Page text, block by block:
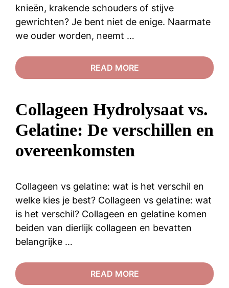
knieën, krakende schouders of stijve
gewrichten? Je bent niet de enige. Naarmate
we ouder worden, neemt …
READ MORE
Collageen Hydrolysaat vs.
Gelatine: De verschillen en
overeenkomsten
Collageen vs gelatine: wat is het verschil en
welke kies je best? Collageen vs gelatine: wat
is het verschil? Collageen en gelatine komen
beiden van dierlijk collageen en bevatten
belangrijke …
READ MORE